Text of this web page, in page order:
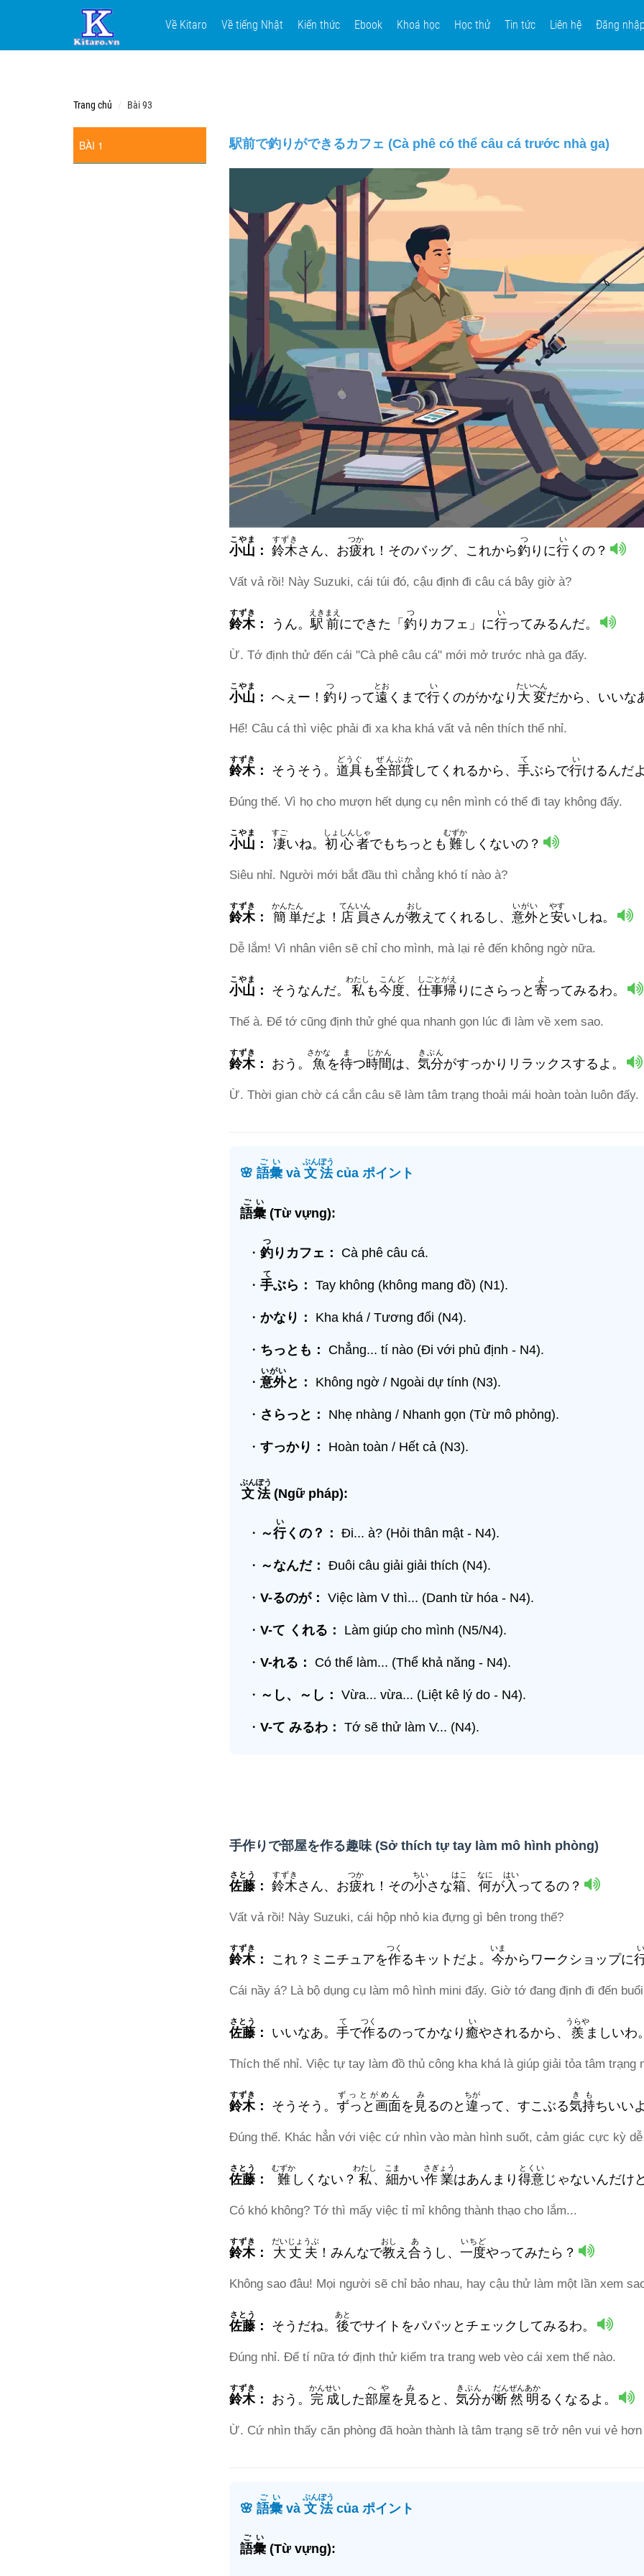
Về Kitaro Về tiếng Nhật Kiến thức Ebook Khoá học Học thử Tin tức Liên hệ Đăng nhập
Trang chủ Bài 93
BÀI 1 駅前で釣りができるカフェ (Cà phê có thể câu cá trước nhà ga)
小山
こやま
： 鈴木
すずき
さん、お疲
つか
れ！そのバッグ、これから釣
つ
りに行
い
くの？
Vất vả rồi! Này Suzuki, cái túi đó, cậu định đi câu cá bây giờ à?
鈴木
すずき
： うん。駅前
えきまえ
にできた「 釣
つ
りカフェ」に行
い
ってみるんだ。
Ừ. Tớ định thử đến cái "Cà phê câu cá" mới mở trước nhà ga đấy.
小山
こやま
： へぇー！ 釣
つ
りって遠
とお
くまで行
い
くのがかなり 大変
たいへん
だから、いいな
Hể! Câu cá thì việc phải đi xa kha khá vất vả nên thích thế nhỉ.
鈴木
すずき
： そうそう。 道具
どうぐ
も全部貸
ぜんぶか
してくれるから、 手
て
ぶらで行
い
けるんだよ
Đúng thế. Vì họ cho mượn hết dụng cụ nên mình có thể đi tay không đấy.
小山
こやま
： 凄
すご
いね。 初心者
しょしんしゃ
でもちっとも 難
むずか
しくないの？
Siêu nhỉ. Người mới bắt đầu thì chẳng khó tí nào à?
鈴木
すずき
： 簡単
かんたん
だよ！ 店員
てんいん
さんが教
おし
えてくれるし、 意外
いがい
と 安
やす
いしね。
Dễ lắm! Vì nhân viên sẽ chỉ cho mình, mà lại rẻ đến không ngờ nữa.
小山
こやま
： そうなんだ。 私
わたし
も今度
こんど
、 仕事帰
しごとがえ
りにさらっと 寄
よ
ってみるわ。
Thế à. Để tớ cũng định thử ghé qua nhanh gọn lúc đi làm về xem sao.
鈴木
すずき
： おう。 魚
さかな
を待
ま
つ時間
じかん
は、 気分
きぶん
がすっかりリラックスするよ。
Ừ. Thời gian chờ cá cắn câu sẽ làm tâm trạng thoải mái hoàn toàn luôn đấy.
🌸 語彙
ごい
và 文法
ぶんぽう
của ポイント
語彙
ごい
(Từ vựng):
・ 釣
つ
りカフェ： Cà phê câu cá.
・ 手
て
ぶら： Tay không (không mang đồ) (N1).
・ かなり： Kha khá / Tương đối (N4).
・ ちっとも： Chẳng... tí nào (Đi với phủ định - N4).
・ 意外
いがい
と： Không ngờ / Ngoài dự tính (N3).
・ さらっと： Nhẹ nhàng / Nhanh gọn (Từ mô phỏng).
・ すっかり： Hoàn toàn / Hết cả (N3).
文法
ぶんぽう
(Ngữ pháp):
・ ～行
い
くの？： Đi... à? (Hỏi thân mật - N4).
・ ～なんだ： Đuôi câu giải giải thích (N4).
・ V-るのが： Việc làm V thì... (Danh từ hóa - N4).
・ V-て くれる ： Làm giúp cho mình (N5/N4).
・ V-れる ： Có thể làm... (Thể khả năng - N4).
・ ～し、～し： Vừa... vừa... (Liệt kê lý do - N4).
・ V-て みるわ ： Tớ sẽ thử làm V... (N4).
手作りで部屋を作る趣味 (Sở thích tự tay làm mô hình phòng)
佐藤
さとう
： 鈴木
すずき
さん、お疲
つか
れ！その小
ちい
さな箱
はこ
、 何
なに
が入
はい
ってるの？
Vất vả rồi! Này Suzuki, cái hộp nhỏ kia đựng gì bên trong thế?
鈴木
すずき
： これ？ミニチュアを作
つく
るキットだよ。 今
いま
からワークショップに
い
Cái nầy á? Là bộ dụng cụ làm mô hình mini đấy. Giờ tớ đang định đi đến
佐藤
さとう
： いいなあ。 手
て
で作
つく
るのってかなり 癒
い
やされるから、 羨
うらや
ましいわ。
Thích thế nhỉ. Việc tự tay làm đồ thủ công kha khá là giúp giải tỏa tâm trạng
鈴木
すずき
： そうそう。 ずっと画面
ずっとがめん
を 見
み
るのと 違
ちが
って、すこぶる気持
きも
ちいい
Đúng thế. Khác hẳn với việc cứ nhìn vào màn hình suốt, cảm giác cực kỳ
佐藤
さとう
： 難
むずか
しくない？ 私
わたし
、 細
こま
かい作業
さぎょう
はあんまり 得意
とくい
じゃないんだけど
Có khó không? Tớ thì mấy việc tỉ mỉ không thành thạo cho lắm...
鈴木
すずき
： 大丈夫
だいじょうぶ
！みんなで教
おし
え 合
あ
うし、 一度
いちど
やってみたら？
Không sao đâu! Mọi người sẽ chỉ bảo nhau, hay cậu thử làm một lần xem
佐藤
さとう
： そうだね。 後
あと
でサイトをパパッとチェックしてみるわ。
Đúng nhỉ. Để tí nữa tớ định thử kiểm tra trang web vèo cái xem thế nào.
鈴木
すずき
： おう。 完成
かんせい
した部屋
へや
を 見
み
ると、 気分
きぶん
が断然明
だんぜんあか
るくなるよ。
Ừ. Cứ nhìn thấy căn phòng đã hoàn thành là tâm trạng sẽ trở nên vui vẻ hơn
🌸 語彙
ごい
và 文法
ぶんぽう
của ポイント
語彙
ごい
(Từ vựng):